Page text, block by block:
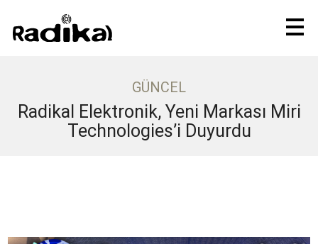
GÜNCEL
Radikal Elektronik, Yeni Markası Miri
Technologies’i Duyurdu